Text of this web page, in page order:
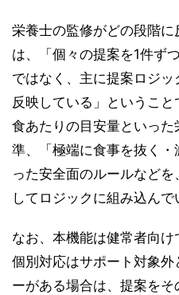
栄養士の監修がどの段階
は、「個々の提案を1件ず
ではなく、主に提案ロジ
反映している」というこ
食あたりの目安量といっ
準、「極端に食事を抜く
った安全面のルールなど
してロジックに組み込んで
なお、本機能は健常者向
個別対応はサポート対象
ーがある場合は、提案を